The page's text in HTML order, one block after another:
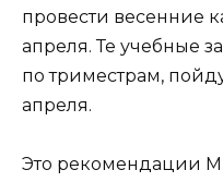
провести весенние
апреля. Те учебные
по триместрам,
апреля.
Это рекомендации